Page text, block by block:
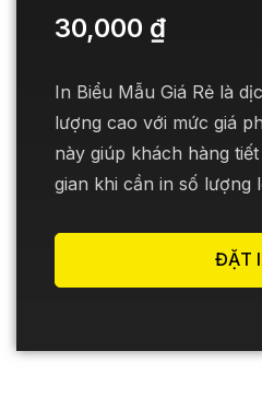
30,000 ₫
In Biểu Mẫu Giá Rẻ là
lượng cao với mức giá
này giúp khách hàng
gian khi cần in số lượng
ĐẶT